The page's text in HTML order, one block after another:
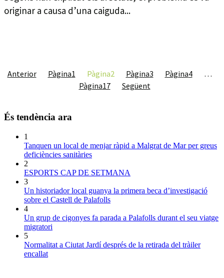
originar a causa d’una caiguda...
Anterior Pàgina1 Pàgina2 Pàgina3 Pàgina4
…
Pàgina17 Següent
És tendència ara
1
Tanquen un local de menjar ràpid a Malgrat de Mar per greus
deficiències sanitàries
2
ESPORTS CAP DE SETMANA
3
Un historiador local guanya la primera beca d’investigació
sobre el Castell de Palafolls
4
Un grup de cigonyes fa parada a Palafolls durant el seu viatge
migratori
5
Normalitat a Ciutat Jardí després de la retirada del tràiler
encallat